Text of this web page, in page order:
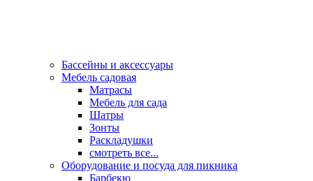
Бассейны и аксессуары
Мебель садовая
Матрасы
Мебель для сада
Шатры
Зонты
Раскладушки
смотреть все...
Оборудование и посуда для пикника
Барбекю